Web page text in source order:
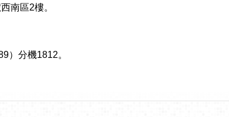
南區2樓。
）分機1812。